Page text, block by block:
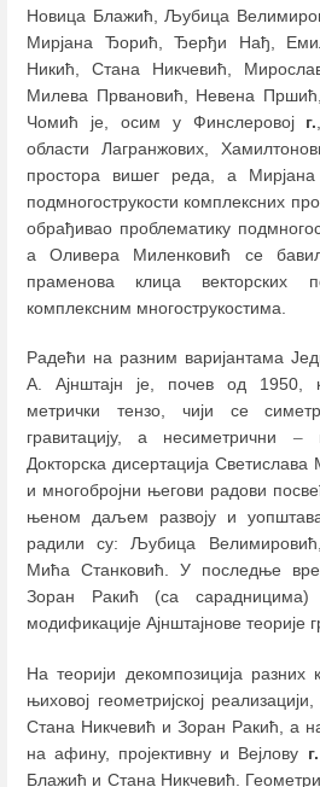
Новица Блажић, Љубица
Мирјана Ђорић, Ђерђи Нађ,
Никић, Стана Никчевић,
Милева Првановић, Невена
Чомић је, осим у Финслеровој г.
области Лагранжових,
простора вишег реда, а
подмногострукости комплексних
обрађивао проблематику
а Оливера Миленковић се
праменова клица
комплексним многострукостима.
Радећи на разним варијантама
А. Ајнштајн је, почев од 1950,
метрички тензо, чији се
гравитацију, а несиметрични –
Докторска дисертација
и многобројни његови радови
њеном даљем развоју и
радили су: Љубица
Мића Станковић. У последње
Зоран Ракић (са
модификације Ајнштајнове теорије
На теорији декомпозиција разних
њиховој геометријској
Стана Никчевић и Зоран Ракић, а
на афину, пројективну и Вејлову г.
Блажић и Стана Никчевић.